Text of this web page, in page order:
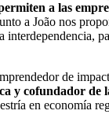
a las
a João nos
de
y cofundador de
en economía